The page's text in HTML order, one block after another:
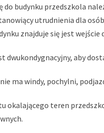
do budynku przedszkola
utrudnienia dla
znajduje się jest
dwukondygnacyjny, aby
nie ma windy, pochylni,
okalającego teren